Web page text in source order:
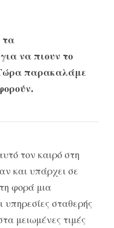
τα
να πιουν το
παρακαλάμε
τον καιρό στη
και υπάρχει σε
φορά μια
υπηρεσίες σταθερής
μειωμένες τιμές